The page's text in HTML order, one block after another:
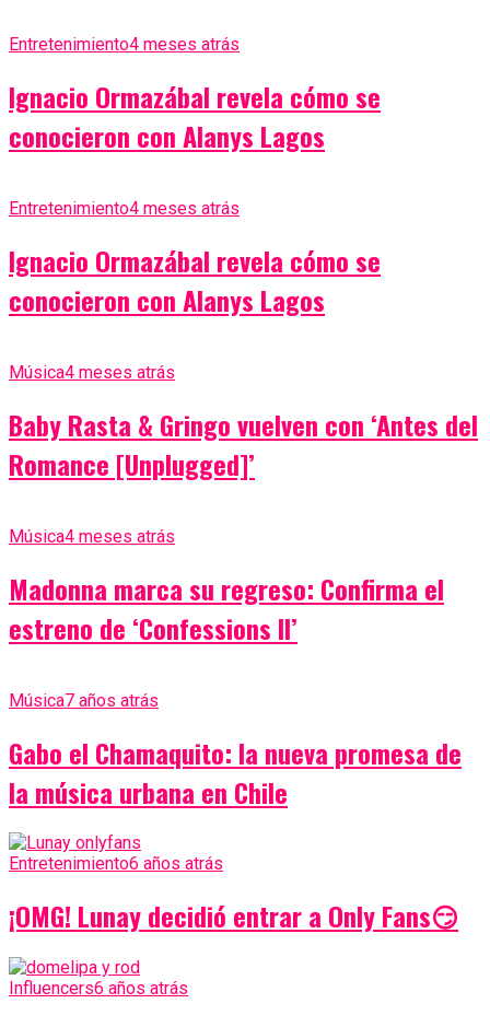
Entretenimiento4 meses atrás
Ignacio Ormazábal revela cómo se
conocieron con Alanys Lagos
Entretenimiento4 meses atrás
Ignacio Ormazábal revela cómo se
conocieron con Alanys Lagos
Música4 meses atrás
Baby Rasta & Gringo vuelven con ‘Antes del
Romance [Unplugged]’
Música4 meses atrás
Madonna marca su regreso: Confirma el
estreno de ‘Confessions II’
Música7 años atrás
Gabo el Chamaquito: la nueva promesa de
la música urbana en Chile
Entretenimiento6 años atrás
¡OMG! Lunay decidió entrar a Only Fans😏
Influencers6 años atrás